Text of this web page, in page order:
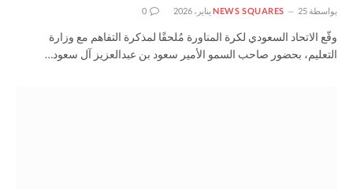
بواسطة NEWS SQUARES 25 يناير، 2026 0
وقّع الاتحاد السعودي لكرة المناورة مُلحقًا لمذكرة التفاهم مع وزارة
التعليم، بحضور صاحب السمو الأمير سعود بن عبدالعزيز آل سعود…